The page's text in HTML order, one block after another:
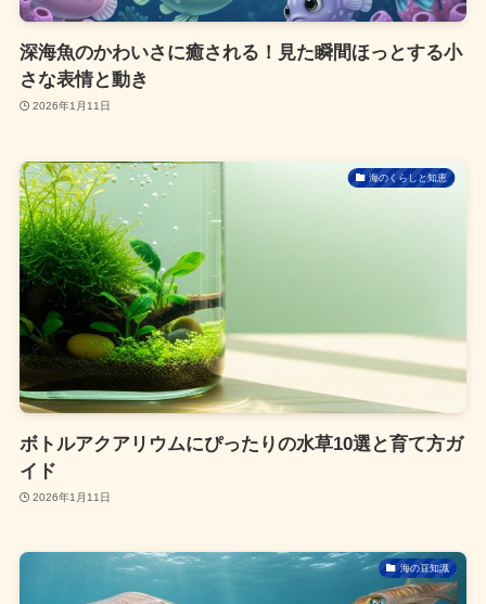
深海魚のかわいさに癒される！見た瞬間ほっとする小
さな表情と動き
2026年1月11日
海のくらしと知恵
ボトルアクアリウムにぴったりの水草10選と育て方ガ
イド
2026年1月11日
海の豆知識